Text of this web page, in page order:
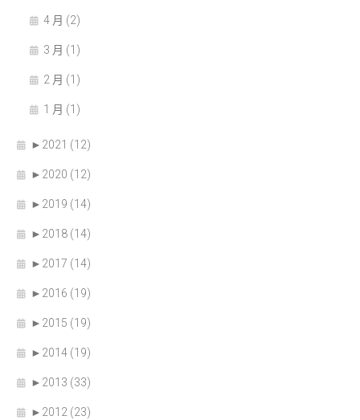
4 月 (2)
3 月 (1)
2 月 (1)
1 月 (1)
► 2021 (12)
► 2020 (12)
► 2019 (14)
► 2018 (14)
► 2017 (14)
► 2016 (19)
► 2015 (19)
► 2014 (19)
► 2013 (33)
► 2012 (23)